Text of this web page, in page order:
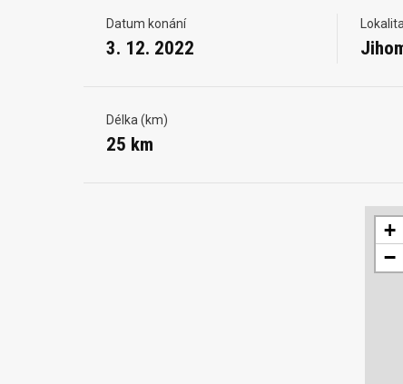
Datum konání
3. 12. 2022
Lokalita
Délka (km)
25 km
+
−